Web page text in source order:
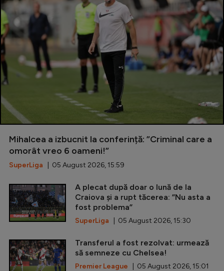
Mihalcea a izbucnit la conferință: ”Criminal care a
omorât vreo 6 oameni!”
SuperLiga | 05 August 2026, 15:59
A plecat după doar o lună de la
Craiova și a rupt tăcerea: ”Nu asta a
fost problema”
SuperLiga | 05 August 2026, 15:30
Transferul a fost rezolvat: urmează
să semneze cu Chelsea!
Premier League | 05 August 2026, 15:01